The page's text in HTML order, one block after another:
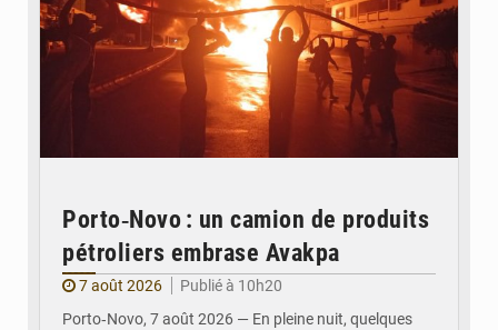
Porto‑Novo : un camion de produits
pétroliers embrase Avakpa
7 août 2026
Publié à 10h20
Porto‑Novo, 7 août 2026 — En pleine nuit, quelques